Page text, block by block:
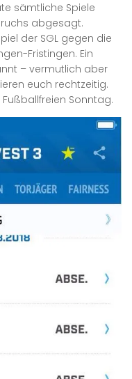
sämtliche Spiele
abgesagt.
der SGL gegen die
Fristingen. Ein
– vermutlich aber
euch rechtzeitig.
Sonntag.